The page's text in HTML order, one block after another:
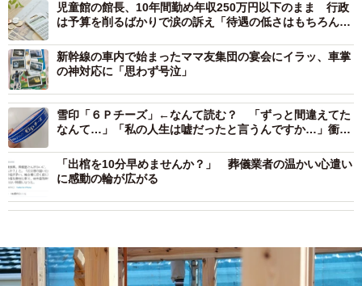
児童館の館長、10年間勤め年収250万円以下のまま 行政
は予算を削るばかりで涙の訴え「待遇の低さはもちろん、
新幹線の車内で始まったママ友集団の宴会にイラッ、車掌
の神対応に「思わず号泣」
雪印「６Ｐチーズ」←なんて読む？ 「ずっと間違えてた
なんて…」「私の人生は嘘だったと言うんですか…」衝撃
「出棺を10分早めませんか？」 葬儀業者の温かい心遣い
に感動の輪が広がる